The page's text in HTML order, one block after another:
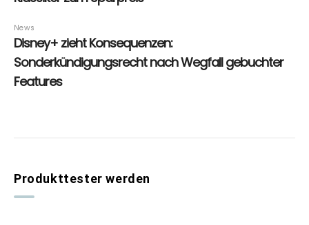
Produkttester werden